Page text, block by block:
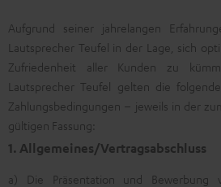
Aufgrund seiner jahrelangen
Lautsprecher Teufel in der Lage, sich
Zufriedenheit aller Kunden zu
Lautsprecher Teufel gelten die
Zahlungsbedingungen – jeweils in der
gültigen Fassung:
1. Allgemeines/Vertragsabschluss
a) Die Präsentation und Bewerbung